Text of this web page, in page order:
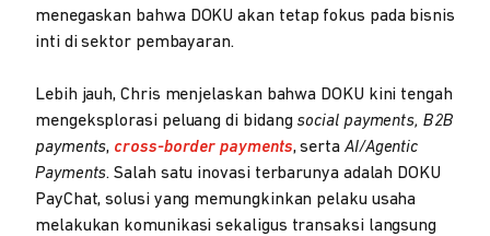
menegaskan bahwa DOKU akan tetap fokus pada bisnis
inti di sektor pembayaran.
Lebih jauh, Chris menjelaskan bahwa DOKU kini tengah
mengeksplorasi peluang di bidang social payments, B2B
payments, cross-border payments, serta AI/Agentic
Payments. Salah satu inovasi terbarunya adalah DOKU
PayChat, solusi yang memungkinkan pelaku usaha
melakukan komunikasi sekaligus transaksi langsung